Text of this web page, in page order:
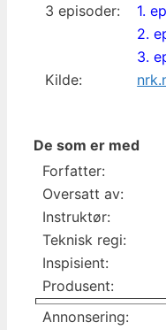
3 episoder:
1.
2.
3.
Kilde:
De som er med
Forfatter:
Oversatt av:
Instruktør:
Teknisk regi:
Inspisient:
Produsent:
Annonsering: